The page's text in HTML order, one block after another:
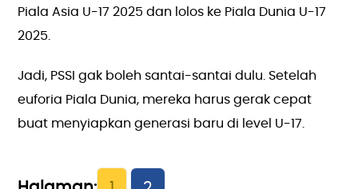
Piala Asia U-17 2025 dan lolos ke Piala Dunia U-17
2025.
Jadi, PSSI gak boleh santai-santai dulu. Setelah
euforia Piala Dunia, mereka harus gerak cepat
buat menyiapkan generasi baru di level U-17.